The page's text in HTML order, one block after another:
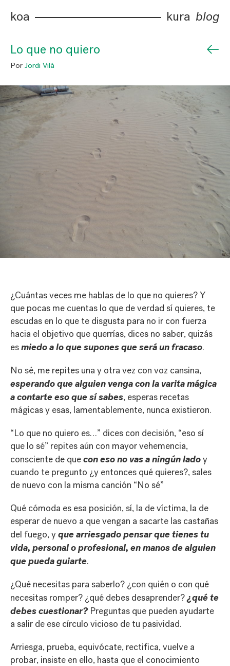
koa kura blog
Lo que no quiero ←
Por Jordi Vilá
¿Cuántas veces me hablas de lo que no quieres? Y
que pocas me cuentas lo que de verdad sí quieres, te
escudas en lo que te disgusta para no ir con fuerza
hacia el objetivo que querrías, dices no saber, quizás
esmiedo a lo que supones que será un fracaso.
No sé, me repites una y otra vez con voz cansina,
esperando que alguien venga con la varita mágica
a contarte eso que sí sabes, esperas recetas
mágicas y esas, lamentablemente, nunca existieron.
“Lo que no quiero es…” dices con decisión, “eso sí
que lo sé” repites aún con mayor vehemencia,
consciente de quecon eso no vas a ningún ladoy
cuando te pregunto ¿y entonces qué quieres?, sales
de nuevo con la misma canción “No sé”
Qué cómoda es esa posición, sí, la de víctima, la de
esperar de nuevo a que vengan a sacarte las castañas
del fuego, yque arriesgado pensar que tienes tu
vida, personal o profesional, en manos de alguien
que pueda guiarte.
¿Qué necesitas para saberlo? ¿con quién o con qué
necesitas romper? ¿qué debes desaprender?¿qué te
debes cuestionar? Preguntas que pueden ayudarte
a salir de ese círculo vicioso de tu pasividad.
Arriesga, prueba, equivócate, rectifica, vuelve a
probar, insiste en ello, hasta que el conocimiento